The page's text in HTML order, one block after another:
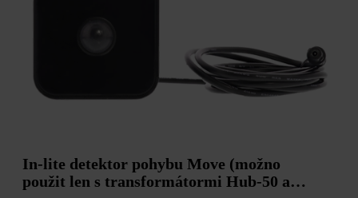
In-lite detektor pohybu Move (možno
použit len s transformátormi Hub-50 a